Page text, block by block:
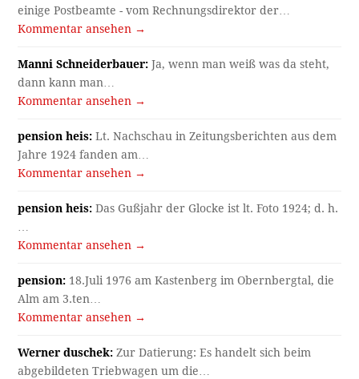
einige Postbeamte - vom Rechnungsdirektor der…
Kommentar ansehen →
Manni Schneiderbauer: Ja, wenn man weiß was da steht,
dann kann man…
Kommentar ansehen →
pension heis: Lt. Nachschau in Zeitungsberichten aus dem
Jahre 1924 fanden am…
Kommentar ansehen →
pension heis: Das Gußjahr der Glocke ist lt. Foto 1924; d. h.
Kommentar ansehen →
pension: 18.Juli 1976 am Kastenberg im Obernbergtal, die
Alm am 3.ten…
Kommentar ansehen →
Werner duschek: Zur Datierung: Es handelt sich beim
abgebildeten Triebwagen um die…